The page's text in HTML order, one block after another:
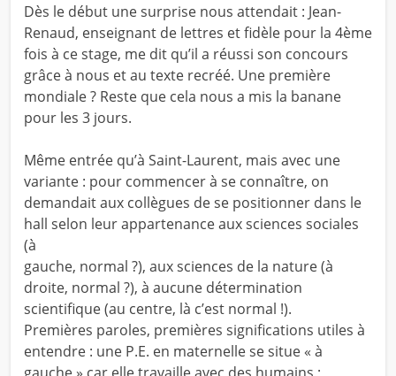
Dès le début une surprise nous attendait : Jean-
Renaud, enseignant de lettres et fidèle pour la 4ème
fois à ce stage, me dit qu’il a réussi son concours
grâce à nous et au texte recréé. Une première
mondiale ? Reste que cela nous a mis la banane
pour les 3 jours.
Même entrée qu’à Saint-Laurent, mais avec une
variante : pour commencer à se connaître, on
demandait aux collègues de se positionner dans le
hall selon leur appartenance aux sciences sociales
(à
gauche, normal ?), aux sciences de la nature (à
droite, normal ?), à aucune détermination
scientifique (au centre, là c’est normal !).
Premières paroles, premières significations utiles à
entendre : une P.E. en maternelle se situe « à